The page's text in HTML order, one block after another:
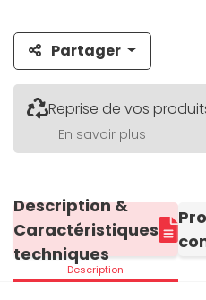
Partager
Reprise de vos
En savoir plus
Description &
Caractéristiques
techniques
Description